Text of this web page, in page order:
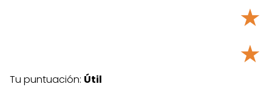
★
★
Tu puntuación: Útil